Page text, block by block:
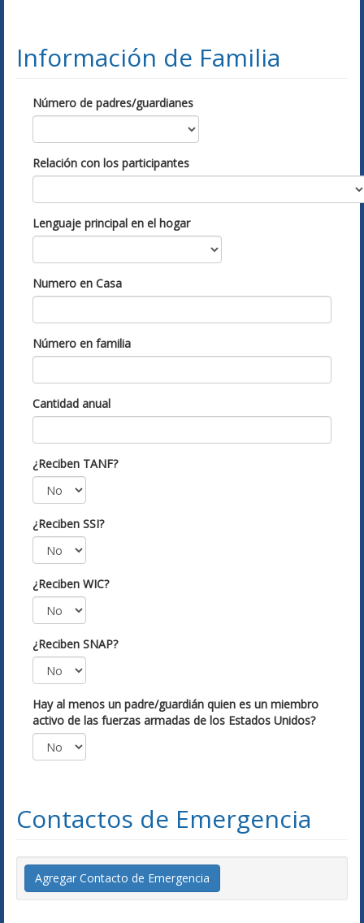
Información de Familia
Número de padres/guardianes
Relación con los participantes
Lenguaje principal en el hogar
Numero en Casa
Número en familia
Cantidad anual
¿Reciben TANF?
¿Reciben SSI?
¿Reciben WIC?
¿Reciben SNAP?
Hay al menos un padre/guardián quien es un miembro
activo de las fuerzas armadas de los Estados Unidos?
Contactos de Emergencia
Agregar Contacto de Emergencia